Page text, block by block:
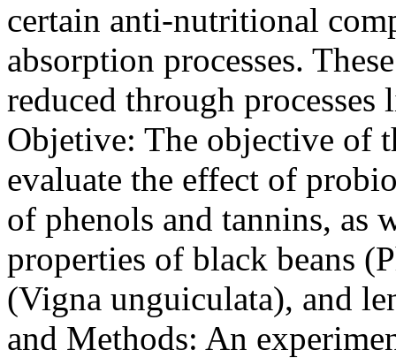
certain anti-nutritional
absorption processes.
reduced through
Objetive: The objective of
evaluate the effect of
of phenols and tannins, as
properties of black beans
(Vigna unguiculata), and
and Methods: An